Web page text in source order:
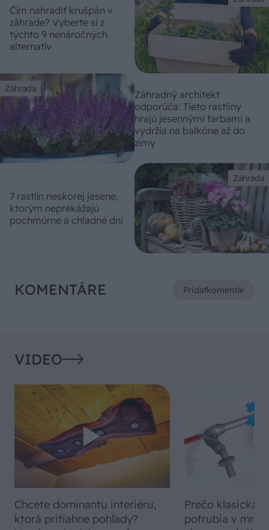
Čím nahradiť krušpán v
záhrade? Vyberte si z
týchto 9 nenáročných
alternatív
Záhrada
Záhradný architekt
odporúča: Tieto rastliny
hrajú jesennými farbami a
vydržia na balkóne až do
zimy
Záhrada
7 rastlín neskorej jesene,
ktorým neprekážajú
pochmúrne a chladné dni
KOMENTÁRE Pridaťkomentár
VIDEO
Chcete dominantu interiéru,
ktorá pritiahne pohľady?
Prečo klasická
potrubia v